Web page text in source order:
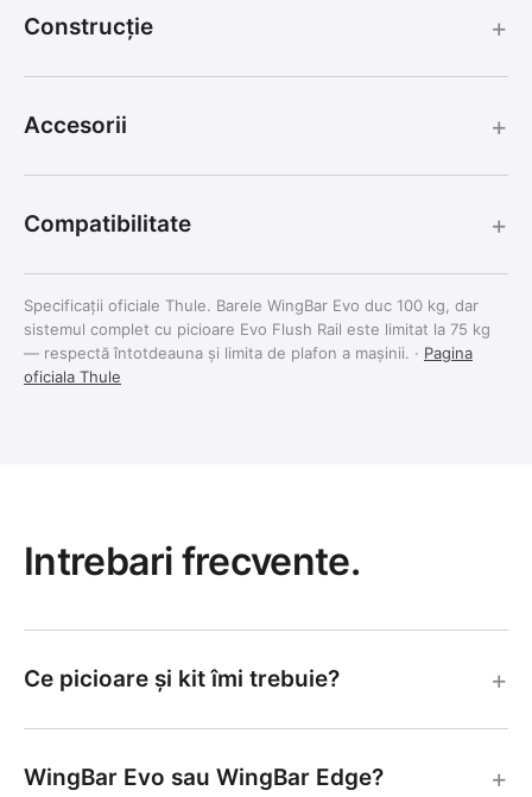
Construcție +
Accesorii +
Compatibilitate +
Specificații oficiale Thule. Barele WingBar Evo duc 100 kg, dar
sistemul complet cu picioare Evo Flush Rail este limitat la 75 kg
— respectă întotdeauna și limita de plafon a mașinii. · Pagina
oficiala Thule
Intrebari frecvente.
Ce picioare și kit îmi trebuie? +
WingBar Evo sau WingBar Edge? +